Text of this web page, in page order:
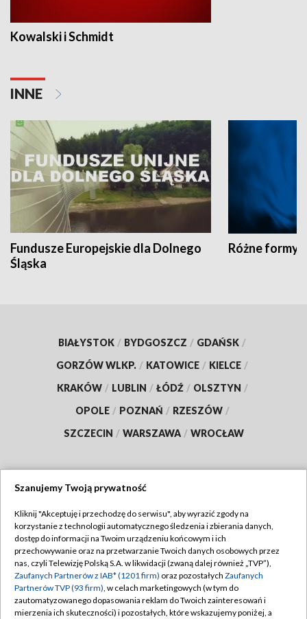
Kowalski i Schmidt
INNE
Fundusze Europejskie dla Dolnego
Śląska
Różne formy
BIAŁYSTOK / BYDGOSZCZ / GDAŃSK /
GORZÓW WLKP. / KATOWICE / KIELCE /
KRAKÓW / LUBLIN / ŁÓDŹ / OLSZTYN /
OPOLE / POZNAŃ / RZESZÓW /
SZCZECIN / WARSZAWA / WROCŁAW
TVP
Abonament TVP
Emisja w TVP
Centrum informacji TVP
Regulamin TVP
Polityka prywatności
Moje zgody
Szanujemy Twoją prywatność
Kliknij "Akceptuję i przechodzę do serwisu", aby wyrazić zgody na
korzystanie z technologii automatycznego śledzenia i zbierania danych,
dostęp do informacji na Twoim urządzeniu końcowym i ich
przechowywanie oraz na przetwarzanie Twoich danych osobowych przez
nas, czyli Telewizję Polską S.A. w likwidacji (zwaną dalej również „TVP”),
Zaufanych Partnerów z IAB* (1201 firm) oraz pozostałych Zaufanych
Partnerów TVP (93 firm), w celach marketingowych (w tym do
zautomatyzowanego dopasowania reklam do Twoich zainteresowań i
mierzenia ich skuteczności) i pozostałych, które wskazujemy poniżej, a